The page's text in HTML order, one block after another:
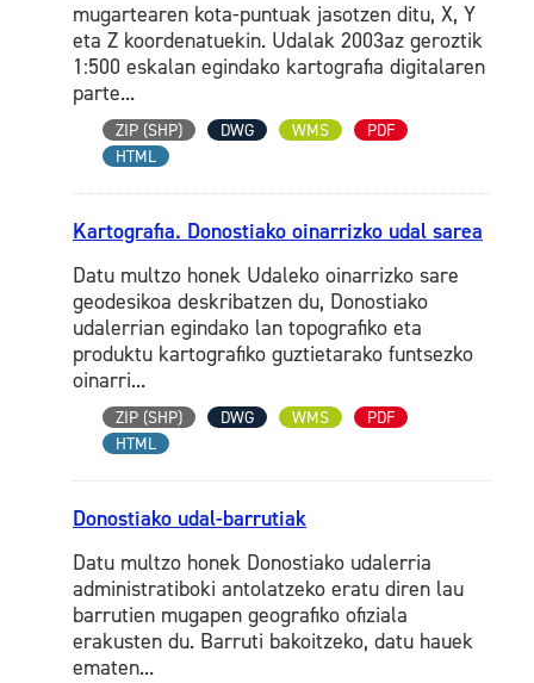
mugartearen kota-puntuak jasotzen ditu, X, Y
eta Z koordenatuekin. Udalak 2003az geroztik
1:500 eskalan egindako kartografia digitalaren
parte...
ZIP (SHP) DWG WMS
PDF
HTML
Kartografia. Donostiako oinarrizko udal sarea
Datu multzo honek Udaleko oinarrizko sare
geodesikoa deskribatzen du, Donostiako
udalerrian egindako lan topografiko eta
produktu kartografiko guztietarako funtsezko
oinarri...
ZIP (SHP) DWG WMS
PDF
HTML
Donostiako udal-barrutiak
Datu multzo honek Donostiako udalerria
administratiboki antolatzeko eratu diren lau
barrutien mugapen geografiko ofiziala
erakusten du. Barruti bakoitzeko, datu hauek
ematen...